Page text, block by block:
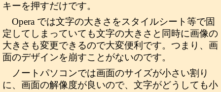
キーを押すだけです。
Opera では文字の大きさをスタイルシート等で固
定してしまっていても文字の大きさと同時に画像の
大きさも変更できるので大変便利です。つまり、画
面のデザインを崩すことがないのです。
ノートパソコンでは画面のサイズが小さい割り
に、画面の解像度が良いので、文字がどうしても小